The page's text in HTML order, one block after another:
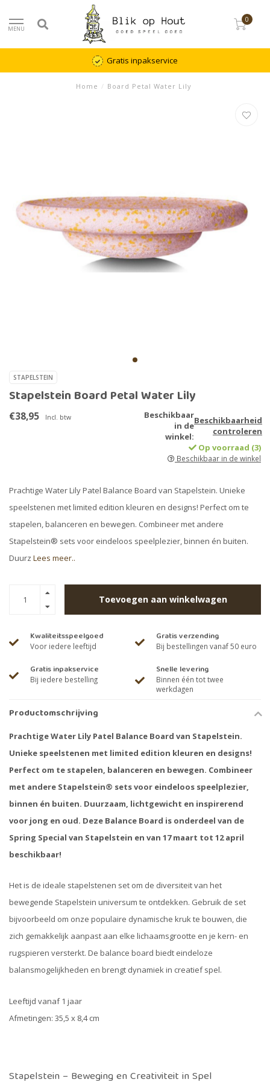
MENU
0
Gratis inpakservice
Home / Board Petal Water Lily
STAPELSTEIN
Stapelstein Board Petal Water Lily
€38,95 Incl. btw
Beschikbaar
in de
winkel:
Beschikbaarheid
controleren
Op voorraad (3)
Beschikbaar in de winkel
Prachtige Water Lily Patel Balance Board van Stapelstein. Unieke
speelstenen met limited edition kleuren en designs! Perfect om te
stapelen, balanceren en bewegen. Combineer met andere
Stapelstein® sets voor eindeloos speelplezier, binnen én buiten.
Duurz Lees meer..
Toevoegen aan winkelwagen
Kwaliteitsspeelgoed
Voor iedere leeftijd
Gratis verzending
Bij bestellingen vanaf 50 euro
Gratis inpakservice
Bij iedere bestelling
Snelle levering
Binnen één tot twee
werkdagen
Productomschrijving
Prachtige Water Lily Patel Balance Board van Stapelstein.
Unieke speelstenen met limited edition kleuren en designs!
Perfect om te stapelen, balanceren en bewegen. Combineer
met andere Stapelstein® sets voor eindeloos speelplezier,
binnen én buiten. Duurzaam, lichtgewicht en inspirerend
voor jong en oud. Deze Balance Board is onderdeel van de
Spring Special van Stapelstein en van 17 maart tot 12 april
beschikbaar!
Het is de ideale stapelstenen set om de diversiteit van het
bewegende Stapelstein universum te ontdekken. Gebruik de set
bijvoorbeeld om onze populaire dynamische kruk te bouwen, die
zich gemakkelijk aanpast aan elke lichaamsgrootte en je kern- en
rugspieren versterkt. De balance board biedt eindeloze
balansmogelijkheden en brengt dynamiek in creatief spel.
Leeftijd vanaf 1 jaar
Afmetingen: 35,5 x 8,4 cm
Stapelstein – Beweging en Creativiteit in Spel